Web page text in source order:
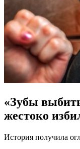
«Зубы
жестоко
История получила